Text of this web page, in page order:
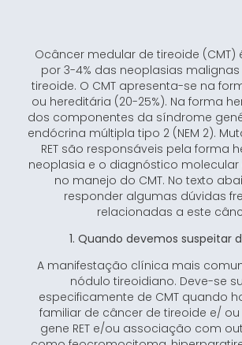
Ocâncer medular de tireoide (CMT)
por 3-4% das neoplasias
tireoide. O CMT apresenta-se na
ou hereditária (20-25%). Na forma
dos componentes da síndrome
endócrina múltipla tipo 2 (NEM 2).
RET são responsáveis pela forma
neoplasia e o diagnóstico
no manejo do CMT. No texto
responder algumas dúvidas
relacionadas a este
1. Quando devemos suspeitar
A manifestação clínica mais
nódulo tireoidiano. Deve-se
especificamente de CMT quando
familiar de câncer de tireoide e/
gene RET e/ou associação com